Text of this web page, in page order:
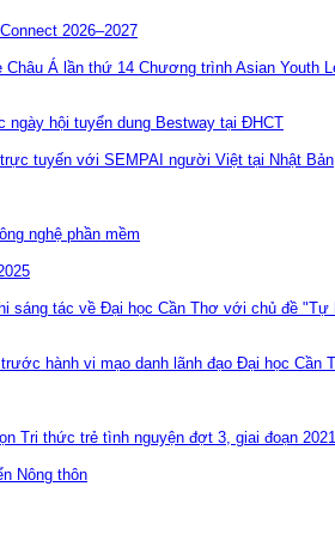
2026–2027
Chương trình Asian Youth
ngày hội tuyển dung Bestway tại ĐHCT
tuyến với SEMPAI người Việt tại Nhật Bản
nghệ phần mềm
sáng tác về Đại học Cần Thơ với chủ đề "Tự
hành vi mạo danh lãnh đạo Đại học Cần
Tri thức trẻ tình nguyện đợt 3, giai đoạn
Nông thôn